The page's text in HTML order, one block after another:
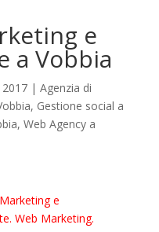
e
a Vobbia
2017| Agenzia di
, Gestione social a
, Web Agency a
e
Web Marketing.